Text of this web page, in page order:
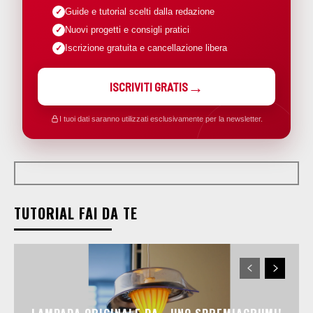
Guide e tutorial scelti dalla redazione
Nuovi progetti e consigli pratici
Iscrizione gratuita e cancellazione libera
ISCRIVITI GRATIS
I tuoi dati saranno utilizzati esclusivamente per la newsletter.
TUTORIAL FAI DA TE